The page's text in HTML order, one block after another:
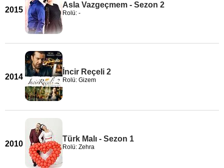
2015
Asla Vazgeçmem - Sezon 2
Rolü: -
2014
İncir Reçeli 2
Rolü: Gizem
2010
Türk Malı - Sezon 1
Rolü: Zehra